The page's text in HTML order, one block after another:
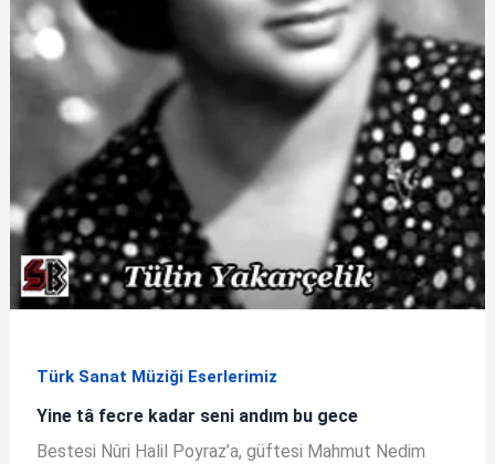
Türk Sanat Müziği Eserlerimiz
Yine tâ fecre kadar seni andım bu gece
Bestesi Nûri Halil Poyraz’a, güftesi Mahmut Nedim